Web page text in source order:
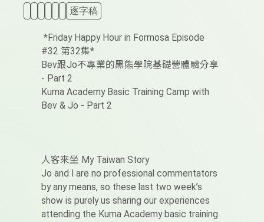
逐字稿
*Friday Happy Hour in Formosa Episode
#32 第32集*
Bev跟Jo不專業的黑熊學院基礎營體驗分享
- Part 2
Kuma Academy Basic Training Camp with
Bev & Jo - Part 2
人客來坐 My Taiwan Story
Jo and I are no professional commentators
by any means, so these last two week’s
show is purely us sharing our experiences
attending the Kuma Academy basic training